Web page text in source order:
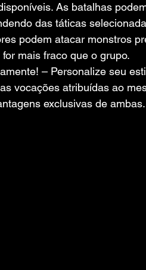
As batalhas
das táticas
podem atacar monstros
mais fraco que o grupo.
– Personalize seu
vocações atribuídas ao
exclusivas de ambas.